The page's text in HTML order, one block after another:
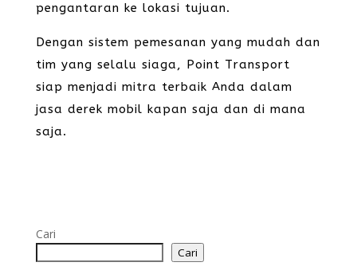
pengantaran ke lokasi tujuan.
Dengan sistem pemesanan yang mudah dan
tim yang selalu siaga, Point Transport
siap menjadi mitra terbaik Anda dalam
jasa derek mobil kapan saja dan di mana
saja.
Cari
Cari